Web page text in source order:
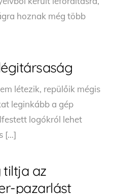
hoznak még több
létezik, repülőik mégis
leginkább a gép
logókról lehet
[…]
az
pazarlást